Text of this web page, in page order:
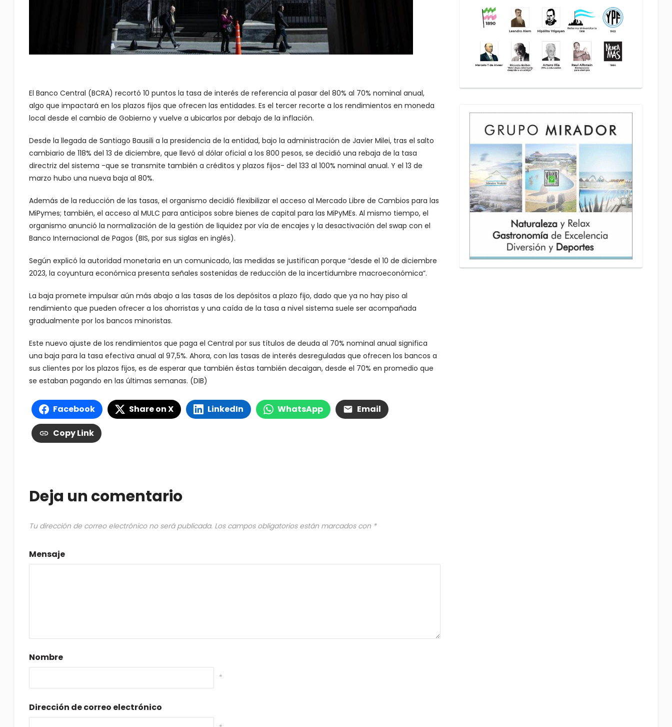
El Banco Central (BCRA) recortó 10 puntos la tasa de interés de referencia al pasar del 80% al 70% nominal anual,
algo que impactará en los plazos fijos que ofrecen las entidades. Es el tercer recorte a los rendimientos en moneda
local desde el cambio de Gobierno y vuelve a ubicarlos por debajo de la inflación.
Desde la llegada de Santiago Bausili a la presidencia de la entidad, bajo la administración de Javier Milei, tras el salto
cambiario de 118% del 13 de diciembre, que llevó al dólar oficial a los 800 pesos, se decidió una rebaja de la tasa
directriz del sistema -que se transmite también a créditos y plazos fijos- del 133 al 100% nominal anual. Y el 13 de
marzo hubo una nueva baja al 80%.
Además de la reducción de las tasas, el organismo decidió flexibilizar el acceso al Mercado Libre de Cambios para las
MiPymes; también, el acceso al MULC para anticipos sobre bienes de capital para las MiPyMEs. Al mismo tiempo, el
organismo anunció la normalización de la gestión de liquidez por vía de encajes y la desactivación del swap con el
Banco Internacional de Pagos (BIS, por sus siglas en inglés).
Según explicó la autoridad monetaria en un comunicado, las medidas se justifican porque “desde el 10 de diciembre
2023, la coyuntura económica presenta señales sostenidas de reducción de la incertidumbre macroeconómica”.
La baja promete impulsar aún más abajo a las tasas de los depósitos a plazo fijo, dado que ya no hay piso al
rendimiento que pueden ofrecer a los ahorristas y una caída de la tasa a nivel sistema suele ser acompañada
gradualmente por los bancos minoristas.
Este nuevo ajuste de los rendimientos que paga el Central por sus títulos de deuda al 70% nominal anual significa
una baja para la tasa efectiva anual al 97,5%. Ahora, con las tasas de interés desreguladas que ofrecen los bancos a
sus clientes por los plazos fijos, es de esperar que también éstas también decaigan, desde el 70% en promedio que
se estaban pagando en las últimas semanas. (DIB)
Facebook Share on X LinkedIn WhatsApp Email
Copy Link
Deja un comentario
Tu dirección de correo electrónico no será publicada. Los campos obligatorios están marcados con *
Mensaje
Nombre
*
Dirección de correo electrónico